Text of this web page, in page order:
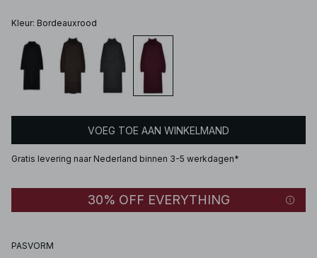
Kleur: Bordeauxrood
VOEG TOE AAN WINKELMAND
Gratis levering naar Nederland binnen 3-5 werkdagen*
30% OFF EVERYTHING
PASVORM